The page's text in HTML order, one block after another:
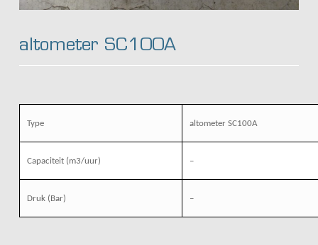
altometer SC100A
Type altometer SC100A
Capaciteit (m3/uur) –
Druk (Bar) –